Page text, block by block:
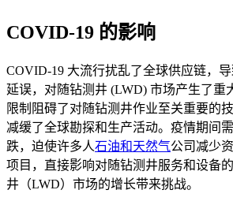
COVID-19 的影响
COVID-19 大流行扰乱了全球供应链，
延误，对随钻测井 (LWD) 市场产生了重
限制阻碍了对随钻测井作业至关重要的
减缓了全球勘探和生产活动。疫情期间
跌，迫使许多人石油和天然气公司减少
项目，直接影响对随钻测井服务和设备
井（LWD）市场的增长带来挑战。